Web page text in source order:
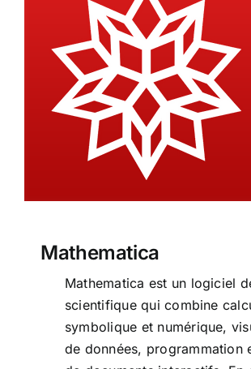
Mathematica
Mathematica
Mathematica est un logiciel
scientifique qui combine
symbolique et numérique,
de données, programmation